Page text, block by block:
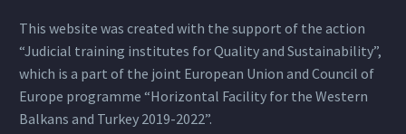
This website was created with the support of the action
“Judicial training institutes for Quality and Sustainability”,
which is a part of the joint European Union and Council of
Europe programme “Horizontal Facility for the Western
Balkans and Turkey 2019-2022”.